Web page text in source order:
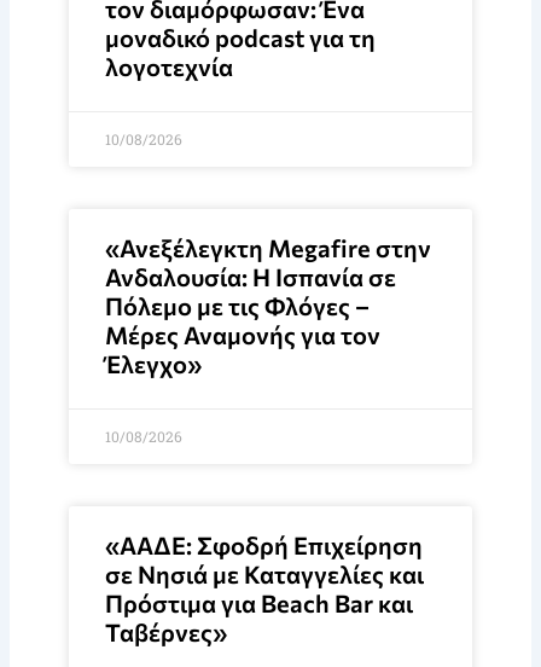
τον διαμόρφωσαν: Ένα
μοναδικό podcast για τη
λογοτεχνία
10/08/2026
«Ανεξέλεγκτη Megafire στην
Ανδαλουσία: Η Ισπανία σε
Πόλεμο με τις Φλόγες –
Μέρες Αναμονής για τον
Έλεγχο»
10/08/2026
«ΑΑΔΕ: Σφοδρή Επιχείρηση
σε Νησιά με Καταγγελίες και
Πρόστιμα για Beach Bar και
Ταβέρνες»